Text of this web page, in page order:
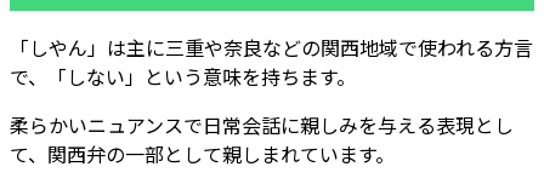
「しやん」は主に三重や奈良などの関西地域で使われる方言
で、「しない」という意味を持ちます。
柔らかいニュアンスで日常会話に親しみを与える表現とし
て、関西弁の一部として親しまれています。